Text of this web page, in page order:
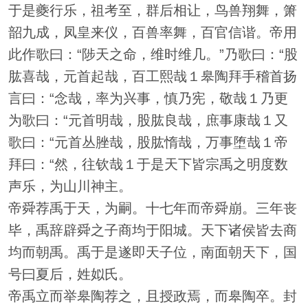
于是夔行乐，祖考至，群后相让，鸟兽翔舞，箫
韶九成，凤皇来仪，百兽率舞，百官信谐。帝用
此作歌曰：“陟天之命，维时维几。”乃歌曰：“股
肱喜哉，元首起哉，百工熙哉１皋陶拜手稽首扬
言曰：“念哉，率为兴事，慎乃宪，敬哉１乃更
为歌曰：“元首明哉，股肱良哉，庶事康哉１又
歌曰：“元首丛脞哉，股肱惰哉，万事堕哉１帝
拜曰：“然，往钦哉１于是天下皆宗禹之明度数
声乐，为山川神主。
帝舜荐禹于天，为嗣。十七年而帝舜崩。三年丧
毕，禹辞辟舜之子商均于阳城。天下诸侯皆去商
均而朝禹。禹于是遂即天子位，南面朝天下，国
号曰夏后，姓姒氏。
帝禹立而举皋陶荐之，且授政焉，而皋陶卒。封